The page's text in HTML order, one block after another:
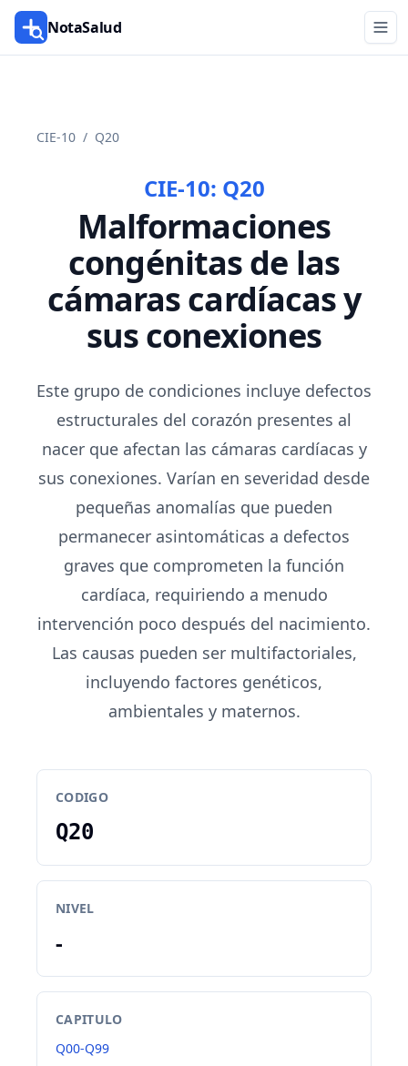
NotaSalud
CIE-10 / Q20
CIE-10: Q20
Malformaciones
congénitas de las
cámaras cardíacas y
sus conexiones
Este grupo de condiciones incluye defectos
estructurales del corazón presentes al
nacer que afectan las cámaras cardíacas y
sus conexiones. Varían en severidad desde
pequeñas anomalías que pueden
permanecer asintomáticas a defectos
graves que comprometen la función
cardíaca, requiriendo a menudo
intervención poco después del nacimiento.
Las causas pueden ser multifactoriales,
incluyendo factores genéticos,
ambientales y maternos.
CODIGO
Q20
NIVEL
-
CAPITULO
Q00-Q99